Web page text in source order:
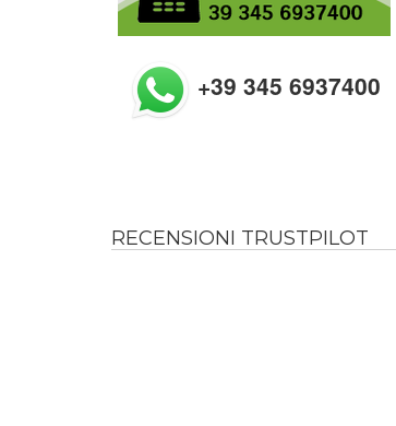
+39 345 6937400
RECENSIONI TRUSTPILOT